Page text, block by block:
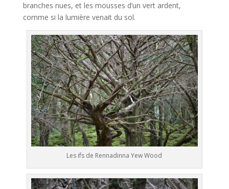
branches nues, et les mousses d’un vert ardent,
comme si la lumière venait du sol.
Les ifs de Rennadinna Yew Wood